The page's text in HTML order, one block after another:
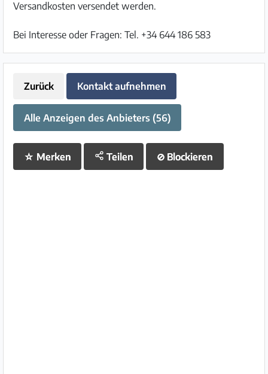
Versandkosten versendet werden.
Bei Interesse oder Fragen: Tel. +34 644 186 583
Zurück Kontakt aufnehmen
Alle Anzeigen des Anbieters (56)
☆ Merken Teilen ⊘ Blockieren